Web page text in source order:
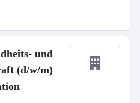
und
(d/w/m)